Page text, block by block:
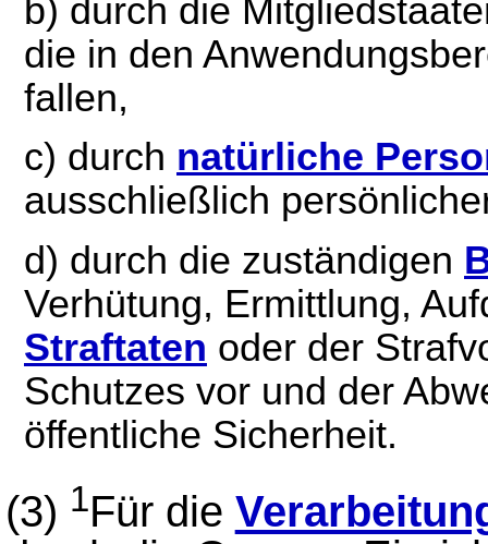
b) durch die
die in den
fallen,
c) durch natürliche
ausschließlich
d) durch die zuständigen
Verhütung, Ermittlung,
Straftaten oder der
Schutzes vor und der
öffentliche Sicherheit.
(3) 1Für die